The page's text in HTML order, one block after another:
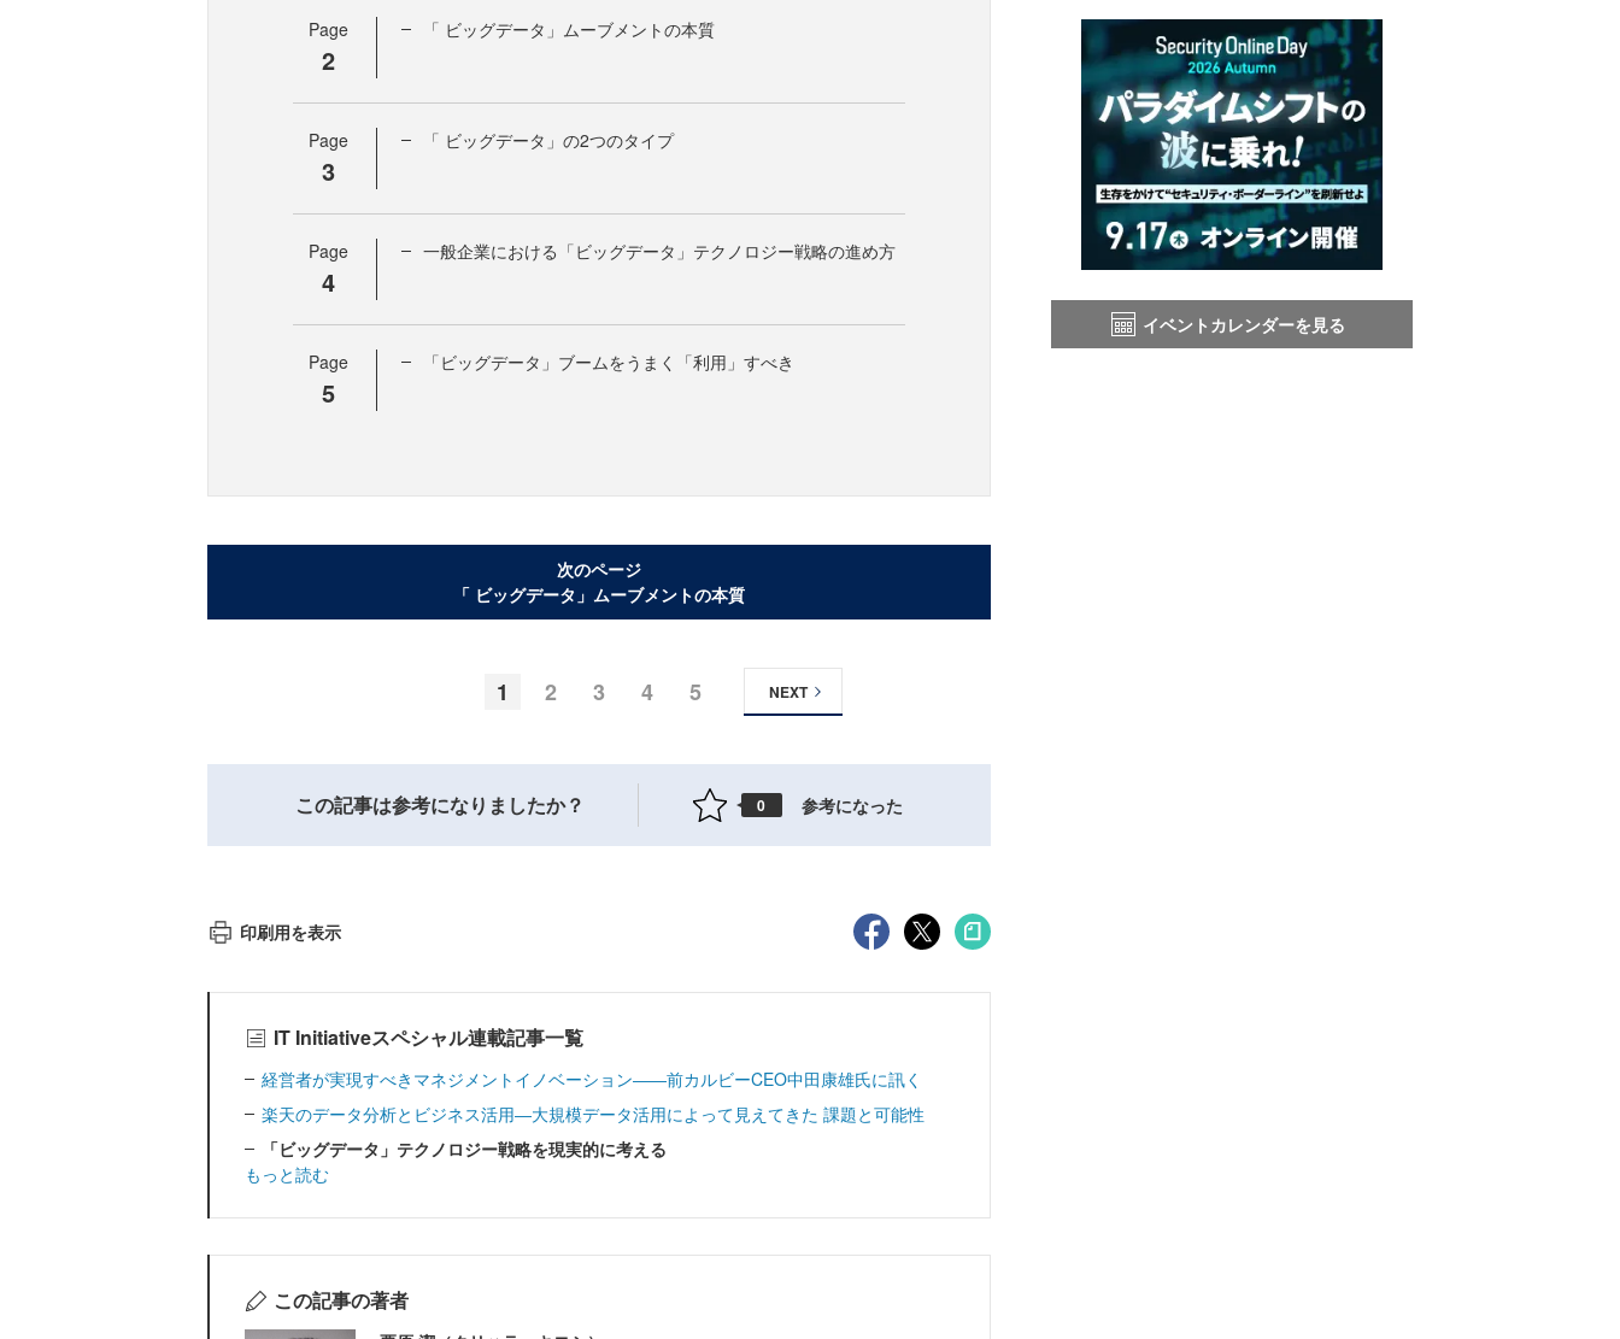
Page
2
「 ビッグデータ」ムーブメントの本質
Page
3
「 ビッグデータ」の2つのタイプ
Page
4
一般企業における「ビッグデータ」テクノロジー戦略の進め方
Page
5
「ビッグデータ」ブームをうまく「利用」すべき
次のページ
「 ビッグデータ」ムーブメントの本質
1 2 3 4 5 NEXT
この記事は参考になりましたか？ 0 参考になった
印刷用を表示
IT Initiativeスペシャル連載記事一覧
経営者が実現すべきマネジメントイノベーション――前カルビーCEO中田康雄氏に訊く
楽天のデータ分析とビジネス活用―大規模データ活用によって見えてきた 課題と可能性
「ビッグデータ」テクノロジー戦略を現実的に考える
もっと読む
この記事の著者
イベントカレンダーを見る